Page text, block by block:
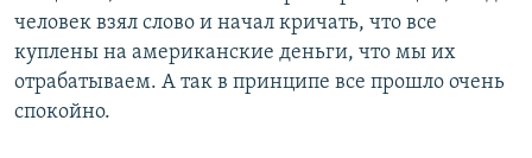
человек взял слово и начал кричать, что все
куплены на американские деньги, что мы их
отрабатываем. А так в принципе все прошло очень
спокойно.